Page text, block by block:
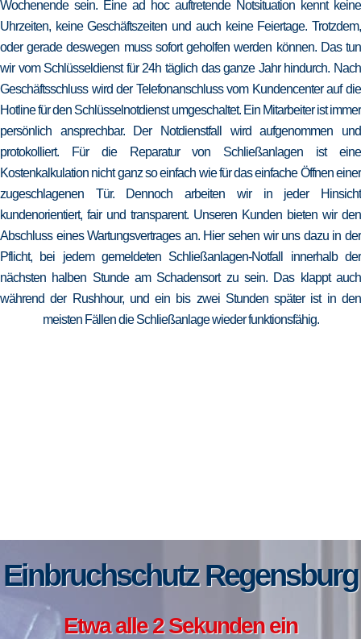
Wochenende sein. Eine ad hoc auftretende Notsituation kennt keine
Uhrzeiten, keine Geschäftszeiten und auch keine Feiertage. Trotzdem,
oder gerade deswegen muss sofort geholfen werden können. Das tun
wir vom Schlüsseldienst für 24h täglich das ganze Jahr hindurch. Nach
Geschäftsschluss wird der Telefonanschluss vom Kundencenter auf die
Hotline für den Schlüsselnotdienst umgeschaltet. Ein Mitarbeiter ist immer
persönlich ansprechbar. Der Notdienstfall wird aufgenommen und
protokolliert. Für die Reparatur von Schließanlagen ist eine
Kostenkalkulation nicht ganz so einfach wie für das einfache Öffnen einer
zugeschlagenen Tür. Dennoch arbeiten wir in jeder Hinsicht
kundenorientiert, fair und transparent. Unseren Kunden bieten wir den
Abschluss eines Wartungsvertrages an. Hier sehen wir uns dazu in der
Pflicht, bei jedem gemeldeten Schließanlagen-Notfall innerhalb der
nächsten halben Stunde am Schadensort zu sein. Das klappt auch
während der Rushhour, und ein bis zwei Stunden später ist in den
meisten Fällen die Schließanlage wieder funktionsfähig.
Einbruchschutz Regensburg
Etwa alle 2 Sekunden ein